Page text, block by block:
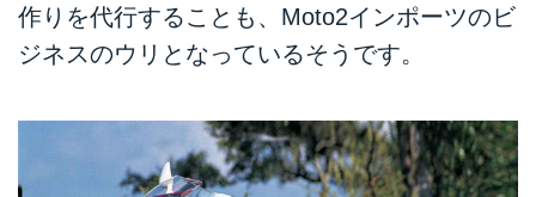
作りを代行することも、Moto2インポーツのビ
ジネスのウリとなっているそうです。